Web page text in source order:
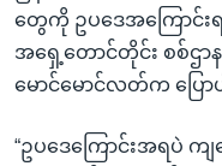
တွေကို ဥပဒေအကြောင်
အရှေ့တောင်တိုင်း စစ်ဌာ
မောင်မောင်လတ်က ပြော
“ဥပဒေကြောင်းအရပဲ က